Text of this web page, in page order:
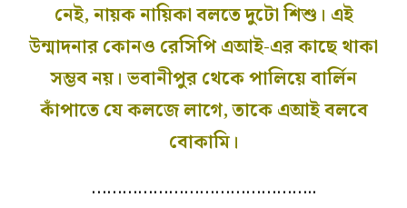
নেই, নায়ক নায়িকা বলতে দুটো শিশু। এই
উন্মাদনার কোনও রেসিপি এআই-এর কাছে থাকা
সম্ভব নয়। ভবানীপুর থেকে পালিয়ে বার্লিন
কাঁপাতে যে কলজে লাগে, তাকে এআই বলবে
বোকামি।
……………………………………..